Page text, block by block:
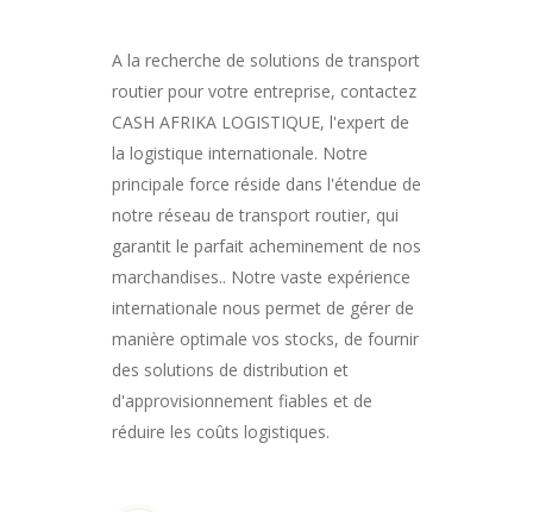
A la recherche de solutions de transport
routier pour votre entreprise, contactez
CASH AFRIKA LOGISTIQUE, l'expert de
la logistique internationale. Notre
principale force réside dans l'étendue de
notre réseau de transport routier, qui
garantit le parfait acheminement de nos
marchandises.. Notre vaste expérience
internationale nous permet de gérer de
manière optimale vos stocks, de fournir
des solutions de distribution et
d'approvisionnement fiables et de
réduire les coûts logistiques.